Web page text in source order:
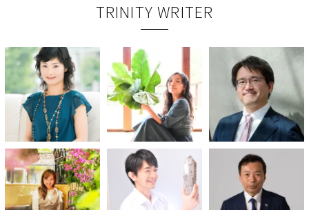
TRINITY WRITER